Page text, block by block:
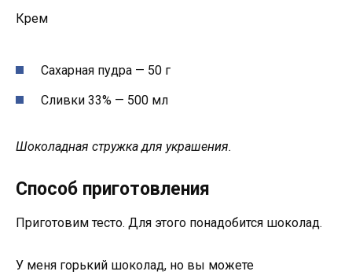
Крем
Сахарная пудра — 50 г
Сливки 33% — 500 мл
Шоколадная стружка для украшения.
Способ приготовления
Приготовим тесто. Для этого понадобится шоколад.
У меня горький шоколад, но вы можете